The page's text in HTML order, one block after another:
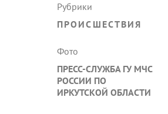
Рубрики
ПРОИСШЕСТВИЯ
Фото
ПРЕСС-СЛУЖБА ГУ МЧС
РОССИИ ПО
ИРКУТСКОЙ ОБЛАСТИ